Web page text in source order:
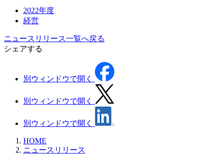
2022年度
経営
ニュースリリース一覧へ戻る
シェアする
別ウィンドウで開く
別ウィンドウで開く
別ウィンドウで開く
HOME
ニュースリリース